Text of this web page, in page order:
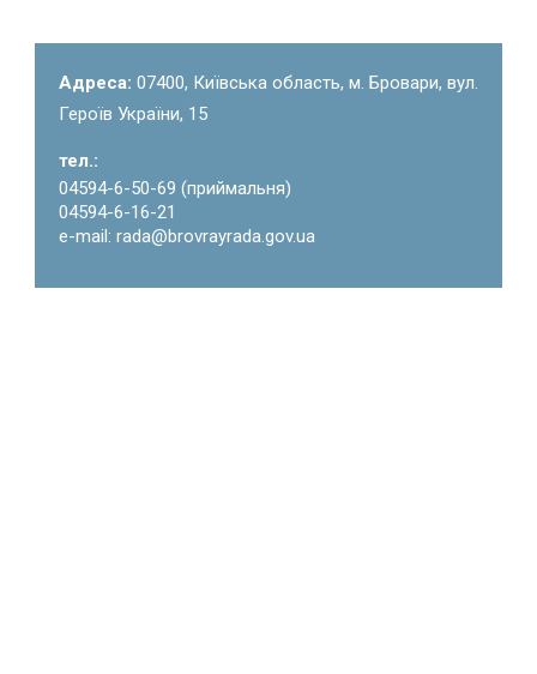
Адреса: 07400, Київська область, м. Бровари, вул.
Героїв України, 15
тел.:
04594-6-50-69 (приймальня)
04594-6-16-21
e-mail: rada@brovrayrada.gov.ua